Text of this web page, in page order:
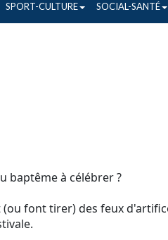
SPORT-CULTURE SOCIAL-SANTÉ
baptême à célébrer ?
font tirer) des feux